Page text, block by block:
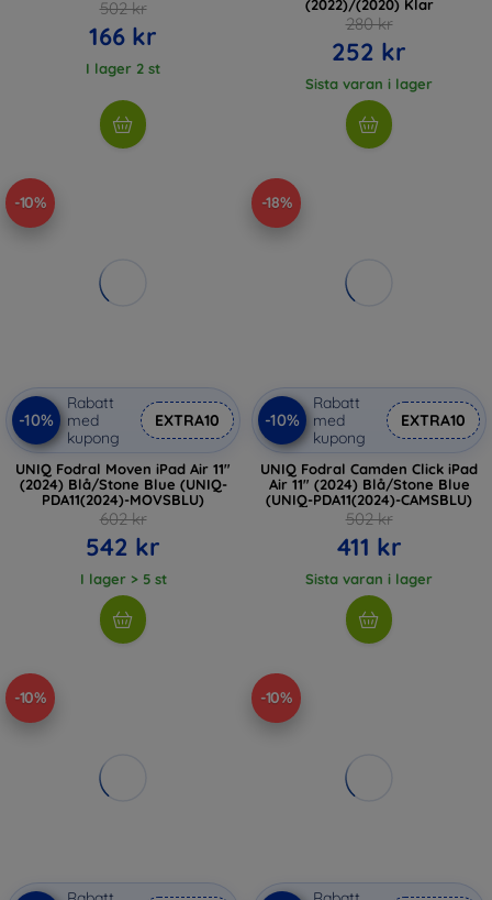
502 kr
166 kr
I lager 2 st
(2022)/(2020) Klar
280 kr
252 kr
Sista varan i lager
-10%
-10%
Rabatt
med
kupong
EXTRA10
UNIQ Fodral Moven iPad Air 11"
(2024) Blå/Stone Blue (UNIQ-
PDA11(2024)-MOVSBLU)
602 kr
542 kr
I lager > 5 st
-18%
-10%
Rabatt
med
kupong
EXTRA10
UNIQ Fodral Camden Click iPad
Air 11" (2024) Blå/Stone Blue
(UNIQ-PDA11(2024)-CAMSBLU)
502 kr
411 kr
Sista varan i lager
-10% -10%